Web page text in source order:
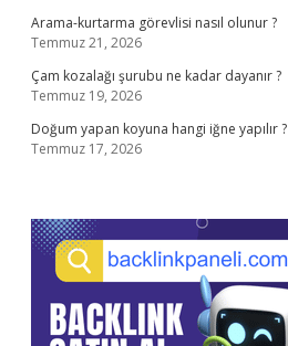
Arama-kurtarma görevlisi nasıl olunur ?
Temmuz 21, 2026
Çam kozalağı şurubu ne kadar dayanır ?
Temmuz 19, 2026
Doğum yapan koyuna hangi iğne yapılır ?
Temmuz 17, 2026